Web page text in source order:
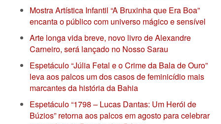
Mostra Artística Infantil “A Bruxinha que Era Boa”
encanta o público com universo mágico e sensível
Arte longa vida breve, novo livro de Alexandre
Carneiro, será lançado no Nosso Sarau
Espetáculo “Júlia Fetal e o Crime da Bala de Ouro”
leva aos palcos um dos casos de feminicídio mais
marcantes da história da Bahia
Espetáculo “1798 – Lucas Dantas: Um Herói de
Búzios” retorna aos palcos em agosto para celebrar